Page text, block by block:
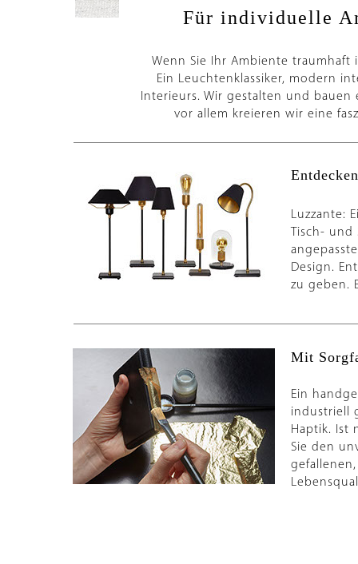
Für individuelle
Wenn Sie Ihr Ambiente
Ein Leuchtenklassiker, modern
Interieurs. Wir gestalten und
vor allem kreieren wir eine
Luzzante:
Tisch- und
Design.
zu geben.
Mit
Ein
industriell
Haptik. Ist
Sie den